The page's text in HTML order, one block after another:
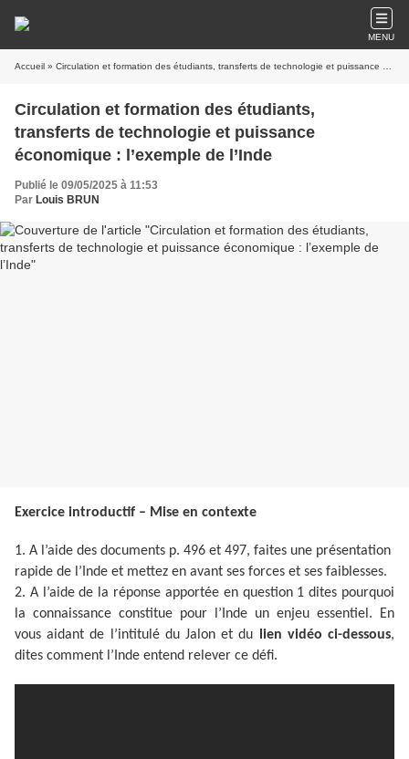
MENU
Accueil » Circulation et formation des étudiants, transferts de technologie et puissance économique : l’exemple de l’Inde
Circulation et formation des étudiants,
transferts de technologie et puissance
économique : l’exemple de l’Inde
Publié le 09/05/2025 à 11:53
Par Louis BRUN
Exercice introductif – Mise en contexte
1. A l’aide des documents p. 496 et 497, faites une présentation
rapide de l’Inde et mettez en avant ses forces et ses faiblesses.
2. A l’aide de la réponse apportée en question 1 dites pourquoi
la connaissance constitue pour l’Inde un enjeu essentiel. En
vous aidant de l’intitulé du Jalon et du
lien vidéo ci-dessous,
dites comment l’Inde entend relever ce défi.